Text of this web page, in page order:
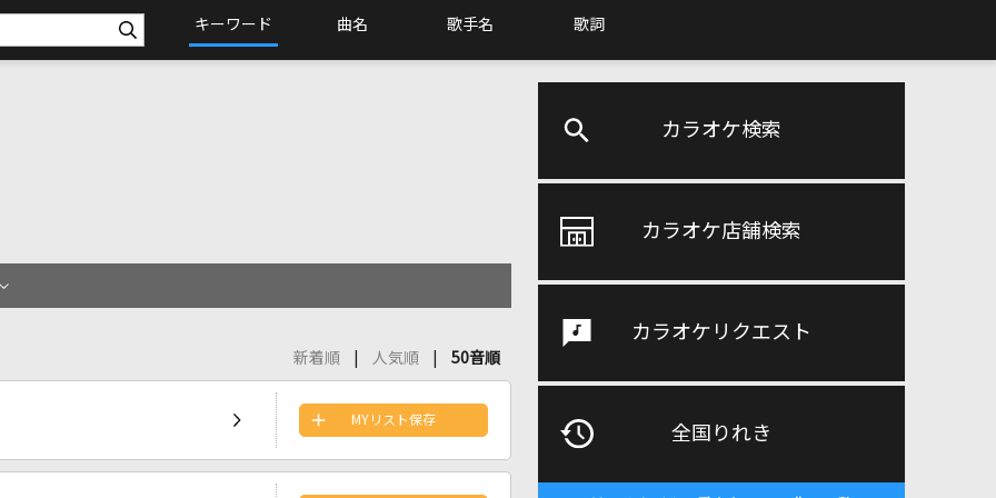
キーワード 曲名 歌手名 歌詞
カラオケ検索
カラオケ店舗検索
カラオケリクエスト
全国りれき
新着順 人気順 50音順
MYリスト保存